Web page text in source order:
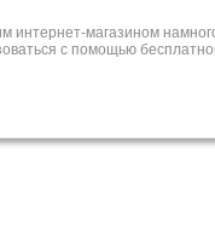
интернет-магазином
с помощью